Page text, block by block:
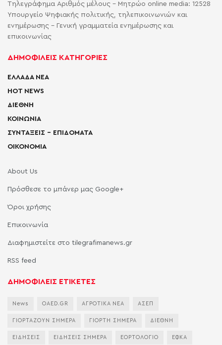
Τηλεγράφημα Αριθμός μέλους - Μητρώο online media: 12528
Υπουργείο Ψηφιακής πολιτικής, τηλεπικοινωνιών και
ενημέρωσης - Γενική γραμματεία ενημέρωσης και
επικοινωνίας
ΔΗΜΟΦΙΛΕΙΣ ΚΑΤΗΓΟΡΙΕΣ
ΕΛΛΑΔΑ ΝΕΑ
HOT NEWS
ΔΙΕΘΝΗ
ΚΟΙΝΩΝΙΑ
ΣΥΝΤΑΞΕΙΣ – ΕΠΙΔΟΜΑΤΑ
ΟΙΚΟΝΟΜΙΑ
About Us
Πρόσθεσε το μπάνερ μας Google+
Όροι χρήσης
Επικοινωνία
Διαφημιστείτε στο tilegrafimanews.gr
RSS feed
ΔΗΜΟΦΙΛΕΙΣ ΕΤΙΚΕΤΕΣ
News OAED.GR ΑΓΡΟΤΙΚΑ ΝΕΑ ΑΣΕΠ
ΓΙΟΡΤΑΖΟΥΝ ΣΗΜΕΡΑ ΓΙΟΡΤΗ ΣΗΜΕΡΑ ΔΙΕΘΝΗ
ΕΙΔΗΣΕΙΣ ΕΙΔΗΣΕΙΣ ΣΗΜΕΡΑ ΕΟΡΤΟΛΟΓΙΟ ΕΦΚΑ